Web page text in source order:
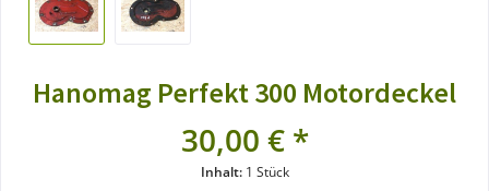
Hanomag Perfekt 300 Motordeckel
30,00 € *
Inhalt: 1 Stück